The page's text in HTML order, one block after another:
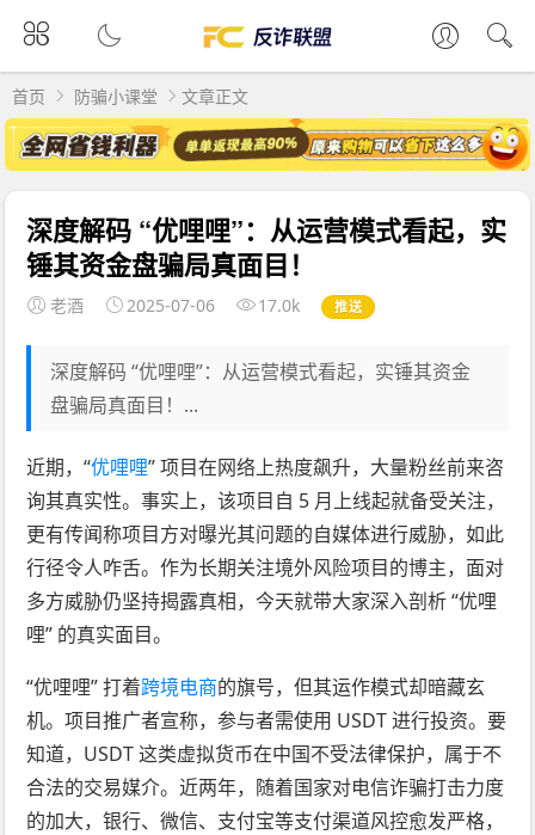
首页 防骗小课堂 文章正文
深度解码 “优哩哩”：从运营模式看起，实
锤其资金盘骗局真面目！
老酒 2025-07-06 17.0k 推送
深度解码 “优哩哩”：从运营模式看起，实锤其资金
盘骗局真面目！...
近期，“优哩哩” 项目在网络上热度飙升，大量粉丝前来咨
询其真实性。事实上，该项目自 5 月上线起就备受关注，
更有传闻称项目方对曝光其问题的自媒体进行威胁，如此
行径令人咋舌。作为长期关注境外风险项目的博主，面对
多方威胁仍坚持揭露真相，今天就带大家深入剖析 “优哩
哩” 的真实面目。​
“优哩哩” 打着跨境电商的旗号，但其运作模式却暗藏玄
机。项目推广者宣称，参与者需使用 USDT 进行投资。要
知道，USDT 这类虚拟货币在中国不受法律保护，属于不
合法的交易媒介。近两年，随着国家对电信诈骗打击力度
的加大，银行、微信、支付宝等支付渠道风控愈发严格，